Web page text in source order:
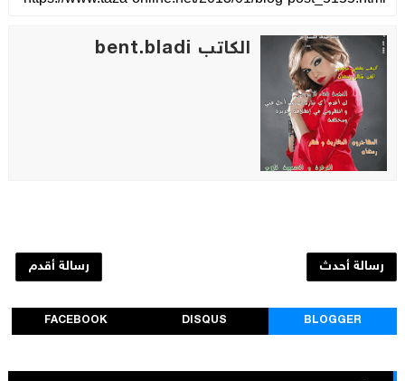
الكاتب bent.bladi
رسالة أحدث رسالة أقدم
BLOGGER
DISQUS
FACEBOOK